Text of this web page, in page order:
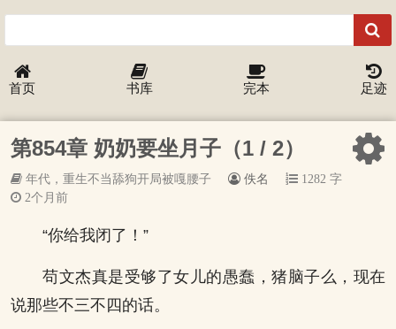
首页 书库 完本 足迹
第854章 奶奶要坐月子（1 / 2）
年代，重生不当舔狗开局被嘎腰子 佚名
1282 字
2个月前
“你给我闭了！”
苟文杰真是受够了女儿的愚蠢，猪脑子么，现在
说那些不三不四的话。